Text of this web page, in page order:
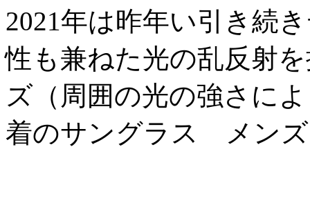
2021年は昨年い引き続
性も兼ねた光の乱反射
ズ（周囲の光の強さに
着のサングラス メン